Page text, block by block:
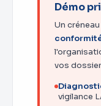
Démo
Un
vos
vigilance